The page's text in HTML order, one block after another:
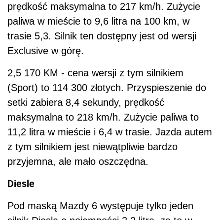
prędkość maksymalna to 217 km/h. Zużycie
paliwa w mieście to 9,6 litra na 100 km, w
trasie 5,3. Silnik ten dostępny jest od wersji
Exclusive w górę.
2,5 170 KM - cena wersji z tym silnikiem
(Sport) to 114 300 złotych. Przyspieszenie do
setki zabiera 8,4 sekundy, prędkość
maksymalna to 218 km/h. Zużycie paliwa to
11,2 litra w mieście i 6,4 w trasie. Jazda autem
z tym silnikiem jest niewątpliwie bardzo
przyjemna, ale mało oszczędna.
Diesle
Pod maską Mazdy 6 występuje tylko jeden